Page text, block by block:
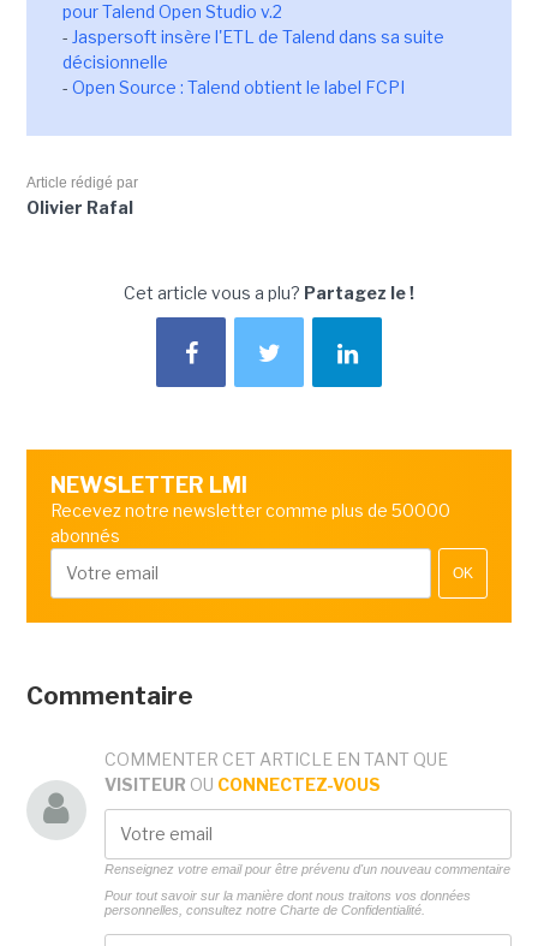
pour Talend Open Studio v.2
- Jaspersoft insère l'ETL de Talend dans sa suite
décisionnelle
- Open Source : Talend obtient le label FCPI
Article rédigé par
Olivier Rafal
Cet article vous a plu? Partagez le !
NEWSLETTER LMI
Recevez notre newsletter comme plus de 50000
abonnés
OK
Commentaire
COMMENTER CET ARTICLE EN TANT QUE
VISITEUR OU CONNECTEZ-VOUS
Renseignez votre email pour être prévenu d'un nouveau commentaire
Pour tout savoir sur la manière dont nous traitons vos données
personnelles, consultez notre Charte de Confidentialité.